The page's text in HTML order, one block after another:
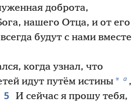
доброта,
нашего Отца, и от его
будут с нами вместе
когда узнал, что
идут путём истины* а ,
5
И сейчас я прошу тебя,